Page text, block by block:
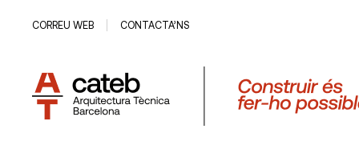
CORREU WEB CONTACTA’NS